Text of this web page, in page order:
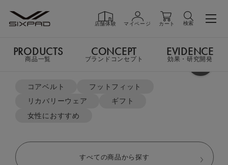
店舗体験 マイページ カート 検索
PRODUCTS商品一覧
GIFT ギフト
よく検索されているキーワード
コアベルト
フットフィット
リカバリーウェア
ギフト
女性におすすめ
すべての商品から探す
PRODUCTS
商品一覧
CONCEPT
ブランドコンセプト
EVIDENCE
効果・研究開発